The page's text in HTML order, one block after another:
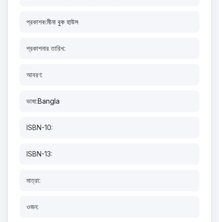
প্রকাশক:মীনা বুক হাউস
প্রকাশনার তারিখ:
আবরণ:
ভাষা:Bangla
ISBN-10:
ISBN-13:
মাত্রা:
ওজন: